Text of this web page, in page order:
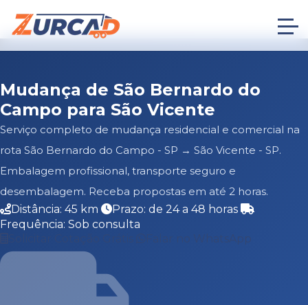
Mudança de São Bernardo do
Campo para São Vicente
Serviço completo de mudança residencial e comercial na
rota São Bernardo do Campo - SP → São Vicente - SP.
Embalagem profissional, transporte seguro e
desembalagem. Receba propostas em até 2 horas.
Distância: 45 km
Prazo: de 24 a 48 horas
Frequência: Sob consulta
Falar no WhatsApp